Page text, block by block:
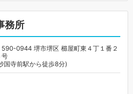
務所
590-0944 堺市堺区 櫛屋町東４丁１番２
号
国寺前駅から徒歩8分)